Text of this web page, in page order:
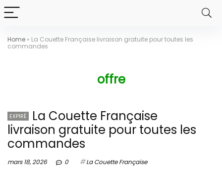
Home » La Couette Française livraison gratuite pour toutes les
commandes
offre
EXPIRÉ
La Couette Française
livraison gratuite pour toutes les
commandes
mars 18, 2026 0 La Couette Française